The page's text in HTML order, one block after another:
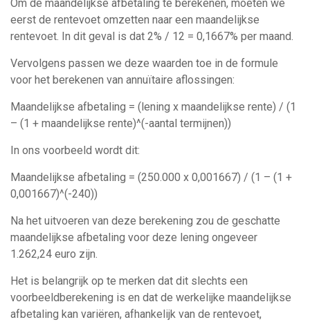
Om de maandelijkse afbetaling te berekenen, moeten we
eerst de rentevoet omzetten naar een maandelijkse
rentevoet. In dit geval is dat 2% / 12 = 0,1667% per maand.
Vervolgens passen we deze waarden toe in de formule
voor het berekenen van annuïtaire aflossingen:
Maandelijkse afbetaling = (lening x maandelijkse rente) / (1
– (1 + maandelijkse rente)^(-aantal termijnen))
In ons voorbeeld wordt dit:
Maandelijkse afbetaling = (250.000 x 0,001667) / (1 – (1 +
0,001667)^(-240))
Na het uitvoeren van deze berekening zou de geschatte
maandelijkse afbetaling voor deze lening ongeveer
1.262,24 euro zijn.
Het is belangrijk op te merken dat dit slechts een
voorbeeldberekening is en dat de werkelijke maandelijkse
afbetaling kan variëren, afhankelijk van de rentevoet,